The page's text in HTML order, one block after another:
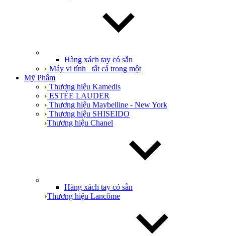
Hàng xách tay có sẵn
Máy vi tính_ tất cả trong một
Mỹ Phẩm
Thương hiệu Kamedis
ESTÉE LAUDER
Thương hiệu Maybelline - New York
Thương hiệu SHISEIDO
Thương hiệu Chanel
Hàng xách tay có sẵn
Thương hiệu Lancôme